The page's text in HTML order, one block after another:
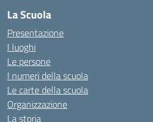
La Scuola
Presentazione
I luoghi
Le persone
I numeri della scuola
Le carte della scuola
Organizzazione
La storia